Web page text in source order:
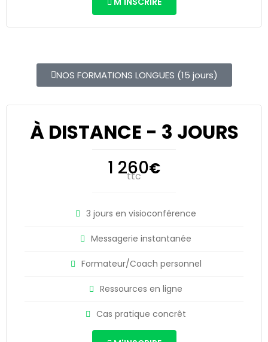
NOS FORMATIONS LONGUES (15 jours)
À DISTANCE - 3 JOURS
1 260€
ttc
3 jours en visioconférence
Messagerie instantanée
Formateur/Coach personnel
Ressources en ligne
Cas pratique concrêt